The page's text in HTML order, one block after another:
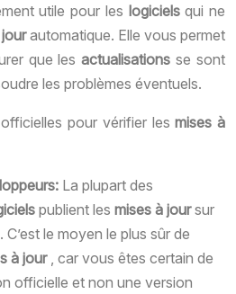
utile pour les logicielsqui ne
automatique. Elle vous permet
que lesactualisationsse sont
les problèmes éventuels.
pour vérifier lesmises à
La plupart des
publient les mises à joursur
le moyen le plus sûr de
à jour , car vous êtes certain de
officielle et non une version